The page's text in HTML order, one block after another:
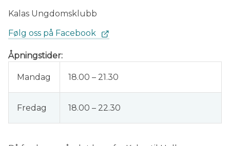
Kalas Ungdomsklubb
Følg oss på Facebook
Åpningstider:
Mandag 18.00 – 21.30
Fredag 18.00 – 22.30